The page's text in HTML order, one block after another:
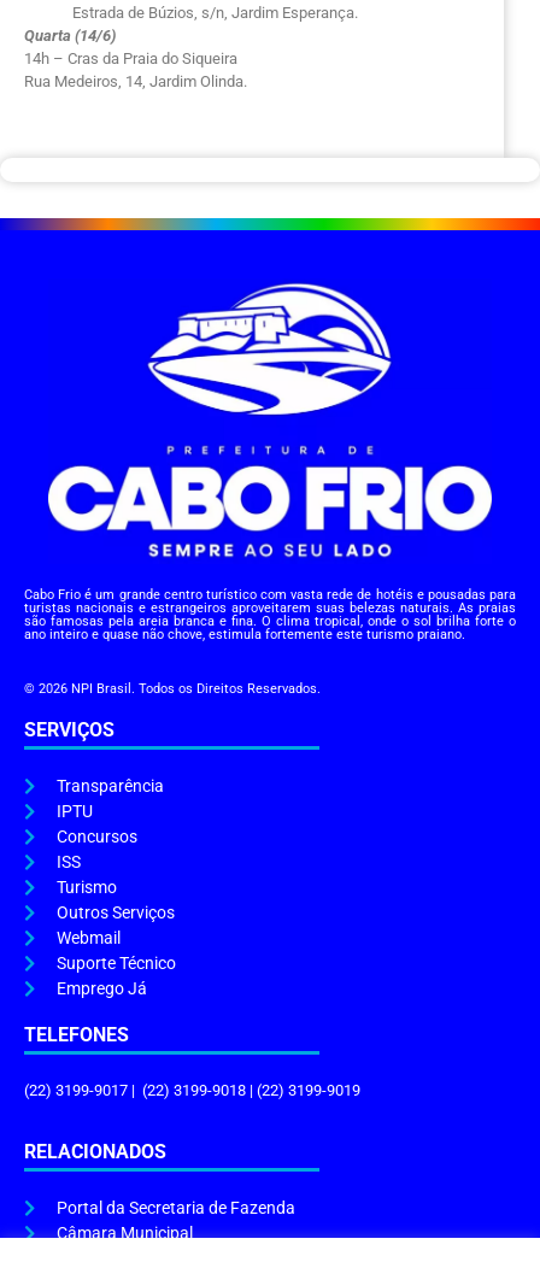
Estrada de Búzios, s/n, Jardim Esperança.
Quarta (14/6)
14h – Cras da Praia do Siqueira
Rua Medeiros, 14, Jardim Olinda.
Cabo Frio é um grande centro turístico com vasta rede de hotéis e pousadas para
turistas nacionais e estrangeiros aproveitarem suas belezas naturais. As praias
são famosas pela areia branca e fina. O clima tropical, onde o sol brilha forte o
ano inteiro e quase não chove, estimula fortemente este turismo praiano.
© 2026 NPI Brasil. Todos os Direitos Reservados.
SERVIÇOS
Transparência
IPTU
Concursos
ISS
Turismo
Outros Serviços
Webmail
Suporte Técnico
Emprego Já
TELEFONES
(22) 3199-9017 | (22) 3199-9018 | (22) 3199-9019
RELACIONADOS
Portal da Secretaria de Fazenda
Câmara Municipal